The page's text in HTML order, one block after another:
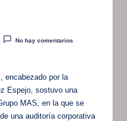
No hay comentarios
encabezado por la
Espejo, sostuvo una
MAS, en la que se
una auditoría corporativa